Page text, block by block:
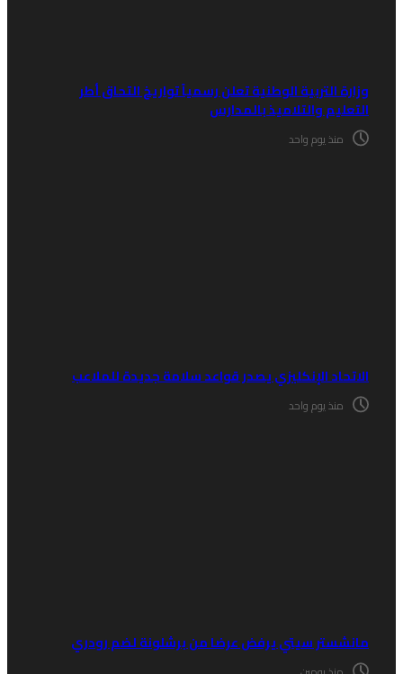
التربية الوطنية تعلن رسمياً تواريخ التحاق أطر
والتلاميذ بالمدارس
منذ يوم واحد
الإنكليزي يصدر قواعد سلامة جديدة للملاعب
منذ يوم واحد
سيتي يرفض عرضا من برشلونة لضم رودري